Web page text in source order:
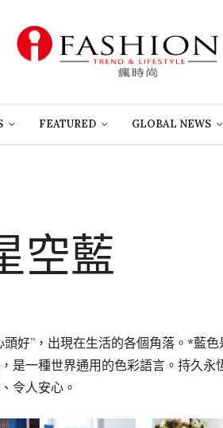
FEATURED GLOBAL NEWS
空藍
好”，出現在生活的各個角落。*藍色
是一種世界通用的色彩語言。持久永
令人安心。